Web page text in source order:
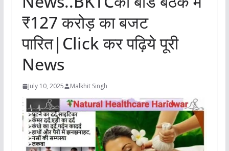
₹127 करोड़ का बजट
पारित|Click कर पढ़िये पूरी
News
July 10, 2025 Malkhit Singh